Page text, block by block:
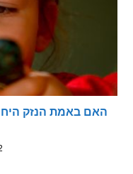
באמת הנזק היחיד של
11/2022